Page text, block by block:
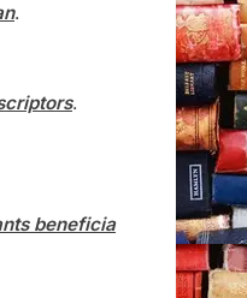
.
.
beneficia